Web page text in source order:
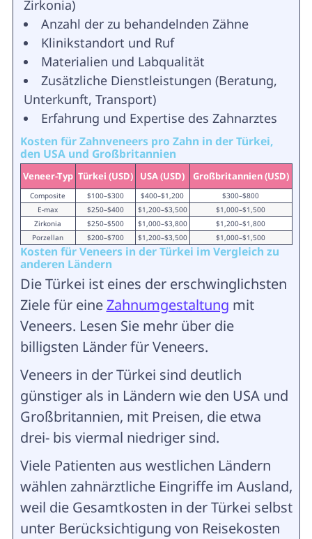
Zirkonia)
Anzahl der zu behandelnden Zähne
Klinikstandort und Ruf
Materialien und Labqualität
Zusätzliche Dienstleistungen (Beratung,
Unterkunft, Transport)
Erfahrung und Expertise des Zahnarztes
Kosten für Zahnveneers pro Zahn in der Türkei,
den USA und Großbritannien
Veneer-Typ Türkei (USD) USA (USD) Großbritannien (USD)
Composite $100–$300 $400–$1,200
$300–$800
E-max
$250–$400 $1,200–$3,500
$1,000–$1,500
Zirkonia
$250–$500 $1,000–$3,800
$1,200–$1,800
Porzellan
$200–$700 $1,200–$3,500 $1,000–$1,500
Kosten für Veneers in der Türkei im Vergleich zu
anderen Ländern
Die Türkei ist eines der erschwinglichsten
Ziele für eineZahnumgestaltung mit
Veneers. Lesen Sie mehr über die
billigsten Länder für Veneers.
Veneers in der Türkei sind deutlich
günstiger als in Ländern wie den USA und
Großbritannien, mit Preisen, die etwa
drei- bis viermal niedriger sind.
Viele Patienten aus westlichen Ländern
wählen zahnärztliche Eingriffe im Ausland,
weil die Gesamtkosten in der Türkei selbst
unter Berücksichtigung von Reisekosten